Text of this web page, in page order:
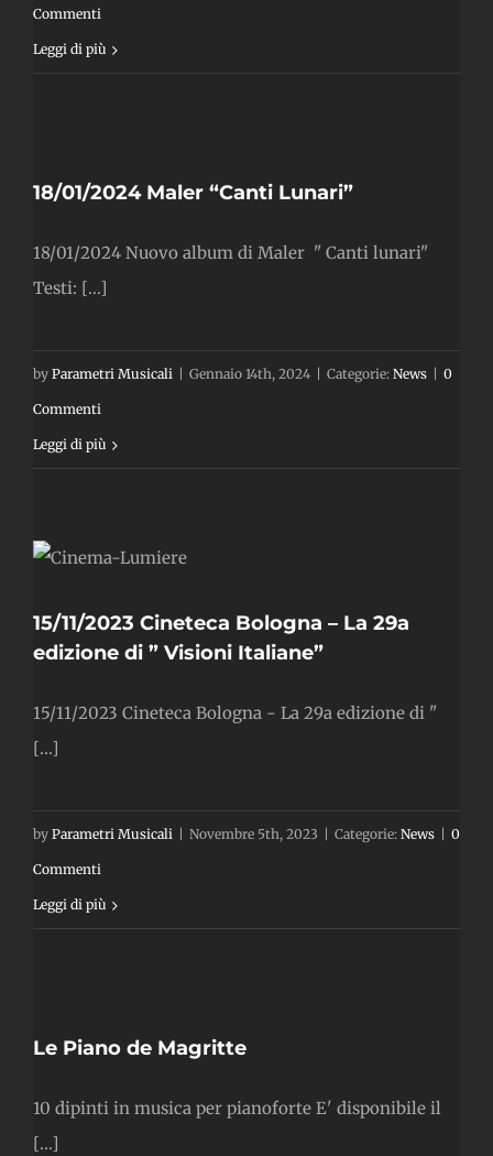
Commenti
Leggi di più
18/01/2024 Maler “Canti Lunari”
18/01/2024 Nuovo album di Maler " Canti lunari"
Testi: [...]
by Parametri Musicali Gennaio 14th, 2024 Categorie: News 0
Commenti
Leggi di più
15/11/2023 Cineteca Bologna – La 29a
edizione di ” Visioni Italiane”
15/11/2023 Cineteca Bologna - La 29a edizione di "
[...]
by Parametri Musicali Novembre 5th, 2023 Categorie: News 0
Commenti
Leggi di più
Le Piano de Magritte
10 dipinti in musica per pianoforte E' disponibile il
[...]